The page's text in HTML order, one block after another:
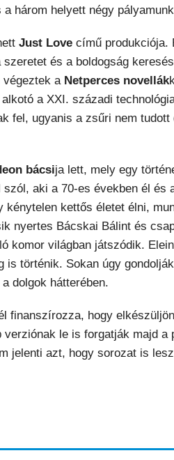
három helyett négy
Just Love című produkciója.
és a boldogság
végeztek a Netperces novellák
a XXI. századi
fel, ugyanis a zsűri nem
bácsija lett, mely egy
aki a 70-es években él és
kettős életet élni,
nyertes Bácskai Bálint és
komor világban játszódik.
is történik. Sokan úgy
dolgok hátterében.
finanszírozza, hogy
le is forgatják majd a
jelenti azt, hogy sorozat is